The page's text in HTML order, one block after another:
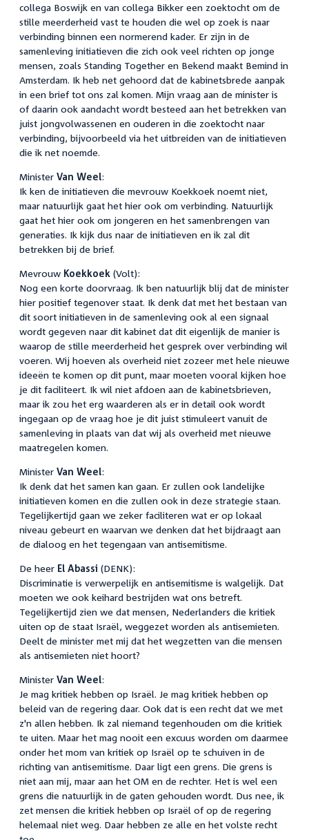
collega Boswijk en van collega Bikker een zoektocht om de
stille meerderheid vast te houden die wel op zoek is naar
verbinding binnen een normerend kader. Er zijn in de
samenleving initiatieven die zich ook veel richten op jonge
mensen, zoals Standing Together en Bekend maakt Bemind in
Amsterdam. Ik heb net gehoord dat de kabinetsbrede aanpak
in een brief tot ons zal komen. Mijn vraag aan de minister is
of daarin ook aandacht wordt besteed aan het betrekken van
juist jongvolwassenen en ouderen in die zoektocht naar
verbinding, bijvoorbeeld via het uitbreiden van de initiatieven
die ik net noemde.
Minister Van Weel:
Ik ken de initiatieven die mevrouw Koekkoek noemt niet,
maar natuurlijk gaat het hier ook om verbinding. Natuurlijk
gaat het hier ook om jongeren en het samenbrengen van
generaties. Ik kijk dus naar de initiatieven en ik zal dit
betrekken bij de brief.
Mevrouw Koekkoek (Volt):
Nog een korte doorvraag. Ik ben natuurlijk blij dat de minister
hier positief tegenover staat. Ik denk dat met het bestaan van
dit soort initiatieven in de samenleving ook al een signaal
wordt gegeven naar dit kabinet dat dit eigenlijk de manier is
waarop de stille meerderheid het gesprek over verbinding wil
voeren. Wij hoeven als overheid niet zozeer met hele nieuwe
ideeën te komen op dit punt, maar moeten vooral kijken hoe
je dit faciliteert. Ik wil niet afdoen aan de kabinetsbrieven,
maar ik zou het erg waarderen als er in detail ook wordt
ingegaan op de vraag hoe je dit juist stimuleert vanuit de
samenleving in plaats van dat wij als overheid met nieuwe
maatregelen komen.
Minister Van Weel:
Ik denk dat het samen kan gaan. Er zullen ook landelijke
initiatieven komen en die zullen ook in deze strategie staan.
Tegelijkertijd gaan we zeker faciliteren wat er op lokaal
niveau gebeurt en waarvan we denken dat het bijdraagt aan
de dialoog en het tegengaan van antisemitisme.
De heer El Abassi (DENK):
Discriminatie is verwerpelijk en antisemitisme is walgelijk. Dat
moeten we ook keihard bestrijden wat ons betreft.
Tegelijkertijd zien we dat mensen, Nederlanders die kritiek
uiten op de staat Israël, weggezet worden als antisemieten.
Deelt de minister met mij dat het wegzetten van die mensen
als antisemieten niet hoort?
Minister Van Weel:
Je mag kritiek hebben op Israël. Je mag kritiek hebben op
beleid van de regering daar. Ook dat is een recht dat we met
z'n allen hebben. Ik zal niemand tegenhouden om die kritiek
te uiten. Maar het mag nooit een excuus worden om daarmee
onder het mom van kritiek op Israël op te schuiven in de
richting van antisemitisme. Daar ligt een grens. Die grens is
niet aan mij, maar aan het OM en de rechter. Het is wel een
grens die natuurlijk in de gaten gehouden wordt. Dus nee, ik
zet mensen die kritiek hebben op Israël of op de regering
helemaal niet weg. Daar hebben ze alle en het volste recht